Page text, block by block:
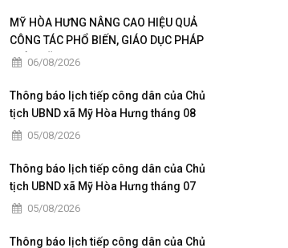
MỸ HÒA HƯNG NÂNG CAO HIỆU QUẢ
CÔNG TÁC PHỔ BIẾN, GIÁO DỤC PHÁP
LUẬT NĂM 2026
06/08/2026
Thông báo lịch tiếp công dân của Chủ
tịch UBND xã Mỹ Hòa Hưng tháng 08
năm 2026
05/08/2026
Thông báo lịch tiếp công dân của Chủ
tịch UBND xã Mỹ Hòa Hưng tháng 07
năm 2026
05/08/2026
Thông báo lịch tiếp công dân của Chủ